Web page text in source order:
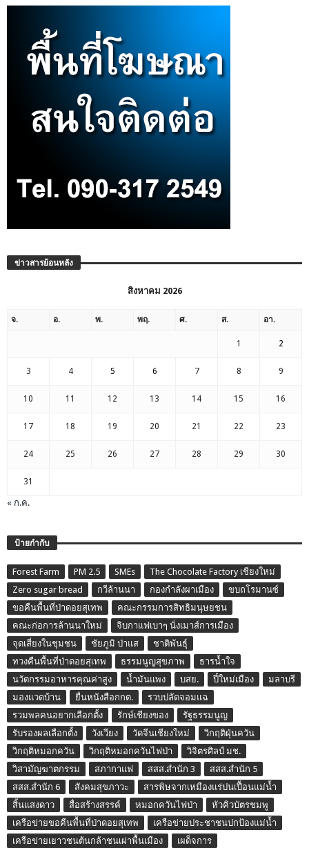
ข่าวสารย้อนหลัง
สิงหาคม 2026
จ. อ. พ. พฤ. ศ. ส. อา.
1 2
3 4 5 6 7 8 9
10 11 12 13 14 15 16
17 18 19 20 21 22 23
24 25 26 27 28 29 30
31
« ก.ค.
ป้ายกำกับ
Forest Farm PM 2.5 SMEs
The Chocolate Factory เชียงใหม่
Zero sugar bread
กวีล้านนา กองกำลังผาเมือง
ขบถโรมานซ์
ขอคืนพื้นที่ป่าดอยสุเทพ
คณะกรรมการสิทธิมนุษยชน
คณะก่อการล้านนาใหม่
จิบกาแฟเบาๆ นั่งเมาส์การเมือง
จุดเสี่ยงในชุมชน
ชัยภูมิ ป่าแส
ชาติพันธุ์
ทวงคืนพื้นที่ป่าดอยสุเทพ
ธรรมนูญสุขภาพ
ธารน้ำใจ
นวัตกรรมอาหารคุณค่าสูง
น้ำมันแพง บสย. ปี๋ใหม่เมือง
มลาบรี
มองแวดบ้าน
ยื่นหนังสือกกต.
รวบปลัดจอมแฉ
รวมพลคนอยากเลือกตั้ง
รักษ์เชียงของ
รัฐธรรมนูญ
รับรองผลเลือกตั้ง
วังเวียง วัดจีนเชียงใหม่
วิกฤติฝุ่นควัน
วิกฤติหมอกควัน
วิกฤติหมอกควันไฟป่า
วิจิตรศิลป์ มช.
วิสามัญฆาตกรรม
สภากาแฟ สสส.สำนัก 3
สสส.สำนัก 5
สสส.สำนัก 6
สังคมสุขภาวะ
สารพิษจากเหมืองแร่ปนเปื้อนแม่น้ำ
สิ้นแสงดาว
สื่อสร้างสรรค์ หมอกควันไฟป่า
หัวคิวบัตรชมพู
เครือข่ายขอคืนพื้นที่ป่าดอยสุเทพ
เครือข่ายประชาชนปกป้องแม่น้ำ
เครือข่ายเยาวชนต้นกล้าชนเผ่าพื้นเมือง
เผด็จการ